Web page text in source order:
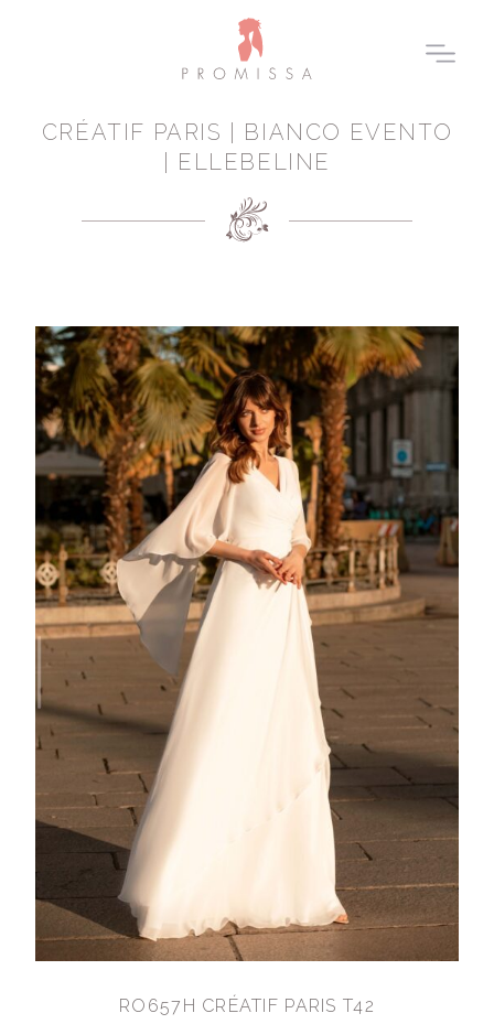
CRÉATIF PARIS | BIANCO EVENTO
| ELLEBELINE
RO657H CRÉATIF PARIS T42